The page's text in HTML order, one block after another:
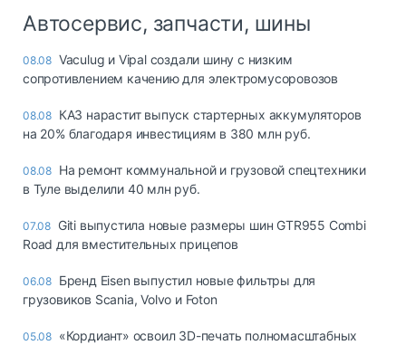
Автосервис, запчасти, шины
08.08 Vaculug и Vipal создали шину с низким
сопротивлением качению для электромусоровозов
08.08 КАЗ нарастит выпуск стартерных аккумуляторов
на 20% благодаря инвестициям в 380 млн руб.
08.08 На ремонт коммунальной и грузовой спецтехники
в Туле выделили 40 млн руб.
07.08 Giti выпустила новые размеры шин GTR955 Combi
Road для вместительных прицепов
06.08 Бренд Eisen выпустил новые фильтры для
грузовиков Scania, Volvo и Foton
05.08 «Кордиант» освоил 3D-печать полномасштабных